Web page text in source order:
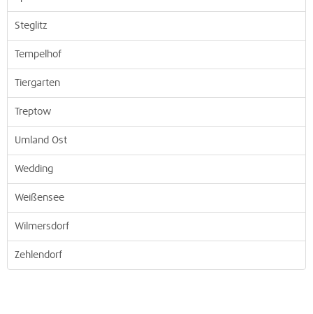
Steglitz
Tempelhof
Tiergarten
Treptow
Umland Ost
Wedding
Weißensee
Wilmersdorf
Zehlendorf